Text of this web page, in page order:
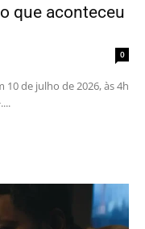
que aconteceu
0
de julho de 2026, às 4h